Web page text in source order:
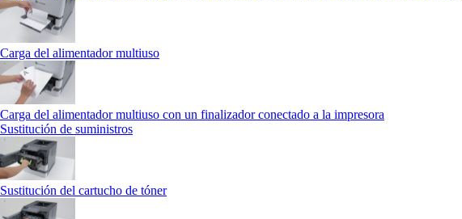
Carga del alimentador multiuso
Carga del alimentador multiuso con un finalizador conectado a la impresora
Sustitución de suministros
Sustitución del cartucho de tóner